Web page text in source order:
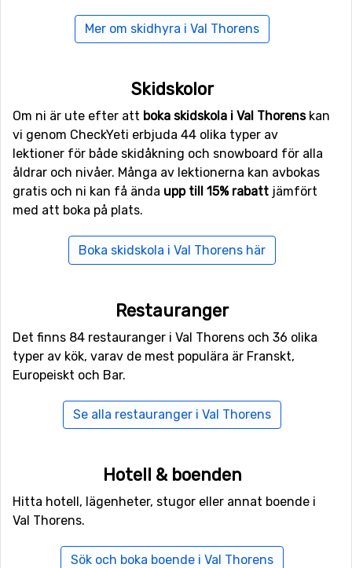
ansiktsbehandlingar, hammam och allt annat du kan
Familjeresa till Val Thorens
För barnfamiljen är Val Thorens härligt. Här finns
skidskola även för riktiga knattar, från ca ett och ett
halvt år. Många barn ser nog även fram mot skiddagens
slut, då de kan få besöka sportcentret. Här finns allt för
alla i familjen, bland annat klättervägg, bollhav och en
inlinesbana.
Flyg till Geneve, Chambéry eller Lyon
dryga 16 mil och tar cirka tre och en halv timme med
buss. Chambéry, 11 mil, eller Lyon, 19 mil, är också möjliga
alternativ. Även från dessa flygplatser finns
busstransfer. Att hyra bil från flygplatsen går också bra,
för resten av veckan.
går det att resa med snabbtåg (TGV) från Paris till orten
Moûtiers på fyra timmar. Endast fyra mil från Val
Thorens.
Mer om skidhyra i Val Thorens
Skidskolor
Om ni är ute efter att boka skidskola i Val Thorenskan
vi genom CheckYeti erbjuda 44 olika typer av
lektioner för både skidåkning och snowboard för alla
åldrar och nivåer. Många av lektionerna kan avbokas
gratis och ni kan få ända upp till 15% rabatt jämfört
med att boka på plats.
Boka skidskola i Val Thorens här
Restauranger
Det finns 84 restauranger i Val Thorens och 36 olika
typer av kök, varav de mest populära är Franskt,
Europeiskt och Bar.
Se alla restauranger i Val Thorens
Hotell & boenden
Hitta hotell, lägenheter, stugor eller annat boende i
Val Thorens.
Sök och boka boende i Val Thorens